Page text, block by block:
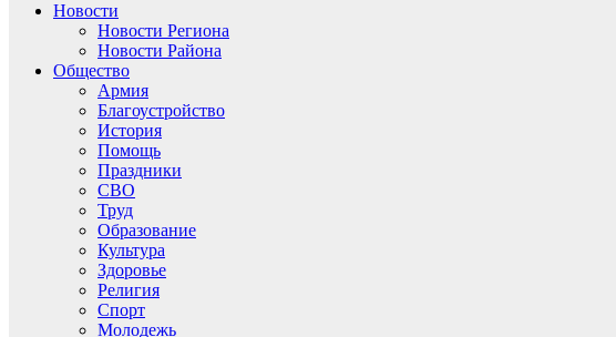
Новости
Новости Региона
Новости Района
Общество
Армия
Благоустройство
История
Помощь
Праздники
СВО
Труд
Образование
Культура
Здоровье
Религия
Спорт
Молодежь